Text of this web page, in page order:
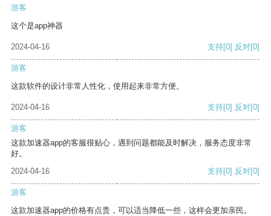
游客
这个是app神器
2024-04-16 支持[0] 反对[0]
游客
这款软件的设计非常人性化，使用起来非常方便。
2024-04-16 支持[0] 反对[0]
游客
这款加速器app的客服很贴心，遇到问题都能及时解决，服务态度非常
好。
2024-04-16
支持[0] 反对[0]
游客
这款加速器app的价格有点贵，可以适当降低一些，这样会更加亲民。